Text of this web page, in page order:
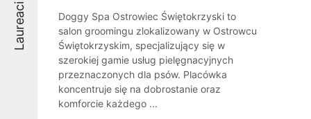
Laureaci
Doggy Spa Ostrowiec Świętokrzyski to
salon groomingu zlokalizowany w Ostrowcu
Świętokrzyskim, specjalizujący się w
szerokiej gamie usług pielęgnacyjnych
przeznaczonych dla psów. Placówka
koncentruje się na dobrostanie oraz
komforcie każdego ...